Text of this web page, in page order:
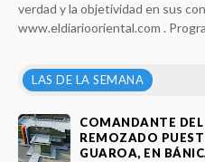
verdad y la objetividad en sus
www.eldiariooriental.com .
LAS DE LA SEMANA
COMANDANTE
REMOZADO
GUAROA, EN